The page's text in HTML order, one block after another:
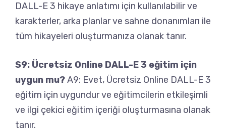
DALL-E 3 hikaye anlatımı için kullanılabilir ve
karakterler, arka planlar ve sahne donanımları ile
tüm hikayeleri oluşturmanıza olanak tanır.
S9: Ücretsiz Online DALL-E 3 eğitim için
uygun mu?A9: Evet, Ücretsiz Online DALL-E 3
eğitim için uygundur ve eğitimcilerin etkileşimli
ve ilgi çekici eğitim içeriği oluşturmasına olanak
tanır.